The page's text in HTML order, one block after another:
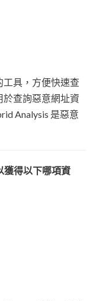
工具，方便快速查
於查詢惡意網址資
Analysis 是惡意
獲得以下哪項資